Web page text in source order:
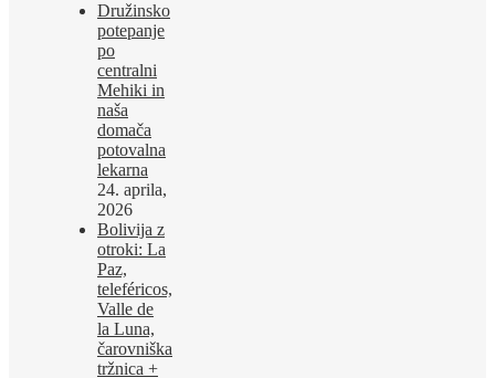
Družinsko
potepanje
po
centralni
Mehiki in
naša
domača
potovalna
lekarna
24. aprila,
2026
Bolivija z
otroki: La
Paz,
teleféricos,
Valle de
la Luna,
čarovniška
tržnica +